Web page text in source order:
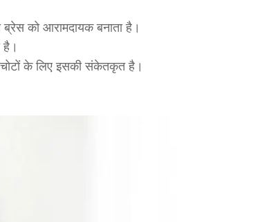
को आरामदायक बनाता है।
है।
चोटों के लिए इसकी संकेतकृत है।